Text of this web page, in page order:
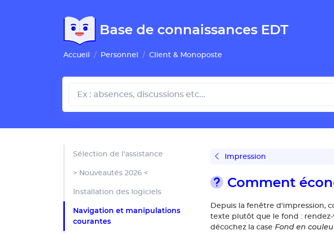
Base de connaissances EDT
Accueil Personnel Client & Monoposte
Sélection de l'assistance
> Nouveautés 2026 <
Installation des logiciels
Navigation et manipulations
courantes
Impression
Comment
Depuis la fenêtre d'impression,
texte plutôt que le fond :
décochez la case Fond en